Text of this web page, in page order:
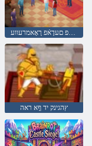
ץהגינק יד ףָא ראה